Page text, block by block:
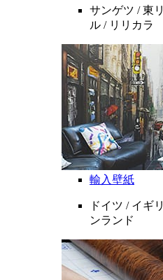
サンゲツ / 東
ル / リリカラ
輸入壁紙
ドイツ / イギ
ンランド